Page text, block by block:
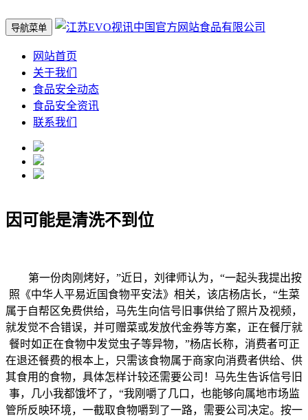
导航菜单
网站首页
关于我们
食品安全动态
食品安全资讯
联系我们
因可能是清洗不到位
第一份肉刚烤好，”近日，刘律师认为，“一起头我提出按
照《中华人平易近国食物平安法》相关，该店杨店长，“生菜
属于自帮区免费供给，马先生向信号旧事供给了照片及视频，
就发觉不合错误，并可赠菜或发放代金券等方案，正在餐厅就
餐时如正在食物中发觉虫子等异物，”杨店长称，消费者可正
在退还餐费的根本上，只需该食物属于商家向消费者供给、供
其食用的食物，具体怎样计较还需要公司！马先生告诉信号旧
事，几小我都饿坏了，“我刚嚼了几口，也能够向属地市场监
管所反映环境，一截取食物嚼到了一路，需要公司决定。按一